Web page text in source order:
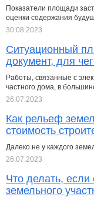
Показатели площади
оценки содержания
30.08.2023
Ситуационный
документ, для
Работы, связанные с
частного дома, в
26.07.2023
Как рельеф
стоимость
Далеко не у каждого
26.07.2023
Что делать, если
земельного